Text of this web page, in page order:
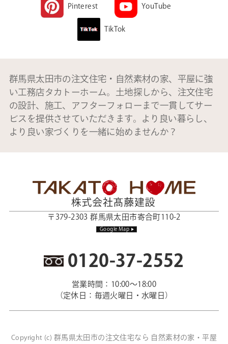
Pinterest YouTube
TikTok
群馬県太田市の注文住宅・自然素材の家、平屋に強
い工務店タカトーホーム。土地探しから、注文住宅
の設計、施工、アフターフォローまで一貫してサー
ビスを提供させていただきます。より良い暮らし、
より良い家づくりを一緒に始めませんか？
〒379-2303 群馬県太田市寄合町110-2
Google Map
0120-37-2552
営業時間：10:00～18:00
（定休日：毎週火曜日・水曜日）
Copyright (c) 群馬県太田市の注文住宅なら 自然素材の家・平屋